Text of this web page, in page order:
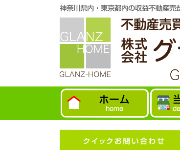
神奈川県内・東京都内の収益不動産
ホーム
home